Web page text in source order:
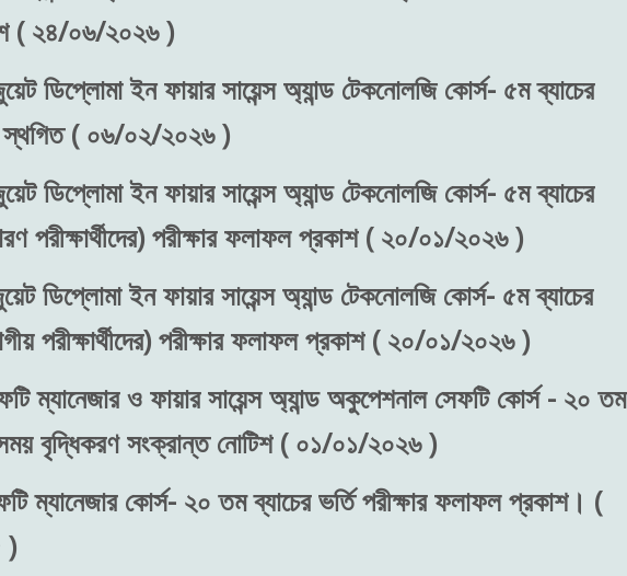
( ২৪/০৬/২০২৬ )
ডিপ্লোমা ইন ফায়ার সায়েন্স অ্যান্ড টেকনোলজি কোর্স- ৫ম ব্যাচের
স্থগিত ( ০৬/০২/২০২৬ )
ডিপ্লোমা ইন ফায়ার সায়েন্স অ্যান্ড টেকনোলজি কোর্স- ৫ম ব্যাচের
পরীক্ষার্থীদের) পরীক্ষার ফলাফল প্রকাশ ( ২০/০১/২০২৬ )
ডিপ্লোমা ইন ফায়ার সায়েন্স অ্যান্ড টেকনোলজি কোর্স- ৫ম ব্যাচের
পরীক্ষার্থীদের) পরীক্ষার ফলাফল প্রকাশ ( ২০/০১/২০২৬ )
ম্যানেজার ও ফায়ার সায়েন্স অ্যান্ড অকুপেশনাল সেফটি কোর্স - ২০ তম
সময় বৃদ্ধিকরণ সংক্রান্ত নোটিশ ( ০১/০১/২০২৬ )
ম্যানেজার কোর্স- ২০ তম ব্যাচের ভর্তি পরীক্ষার ফলাফল প্রকাশ। (
)